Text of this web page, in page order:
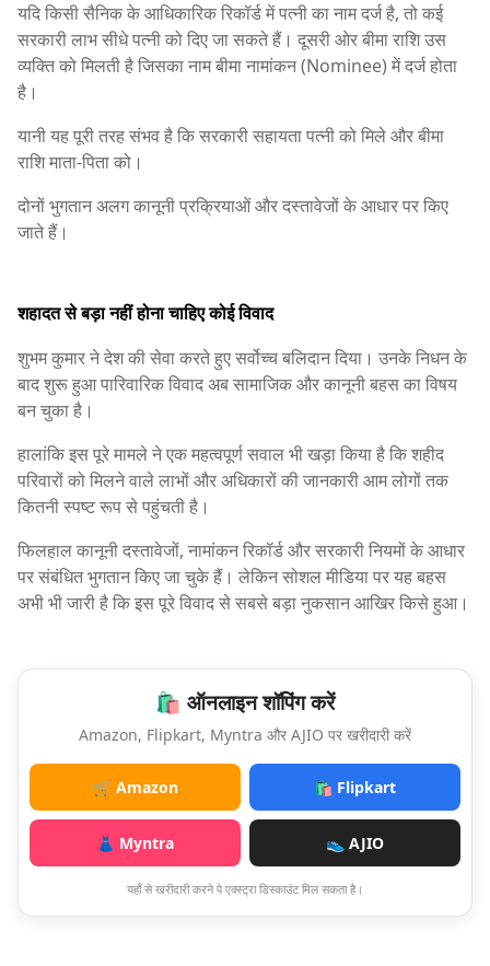
यदि किसी सैनिक के आधिकारिक रिकॉर्ड में पत्नी का नाम दर्ज है, तो कई
सरकारी लाभ सीधे पत्नी को दिए जा सकते हैं। दूसरी ओर बीमा राशि उस
व्यक्ति को मिलती है जिसका नाम बीमा नामांकन (Nominee) में दर्ज होता
है।
यानी यह पूरी तरह संभव है कि सरकारी सहायता पत्नी को मिले और बीमा
राशि माता-पिता को।
दोनों भुगतान अलग कानूनी प्रक्रियाओं और दस्तावेजों के आधार पर किए
जाते हैं।
शहादत से बड़ा नहीं होना चाहिए कोई विवाद
शुभम कुमार ने देश की सेवा करते हुए सर्वोच्च बलिदान दिया। उनके निधन के
बाद शुरू हुआ पारिवारिक विवाद अब सामाजिक और कानूनी बहस का विषय
बन चुका है।
हालांकि इस पूरे मामले ने एक महत्वपूर्ण सवाल भी खड़ा किया है कि शहीद
परिवारों को मिलने वाले लाभों और अधिकारों की जानकारी आम लोगों तक
कितनी स्पष्ट रूप से पहुंचती है।
फिलहाल कानूनी दस्तावेजों, नामांकन रिकॉर्ड और सरकारी नियमों के आधार
पर संबंधित भुगतान किए जा चुके हैं। लेकिन सोशल मीडिया पर यह बहस
अभी भी जारी है कि इस पूरे विवाद से सबसे बड़ा नुकसान आखिर किसे हुआ।
🛍️ ऑनलाइन शॉपिंग करें
Amazon, Flipkart, Myntra और AJIO पर खरीदारी करें
🛒 Amazon 🛍️ Flipkart
👗 Myntra 👟 AJIO
यहाँ से खरीदारी करने पे एक्स्ट्रा डिस्काउंट मिल सकता है।